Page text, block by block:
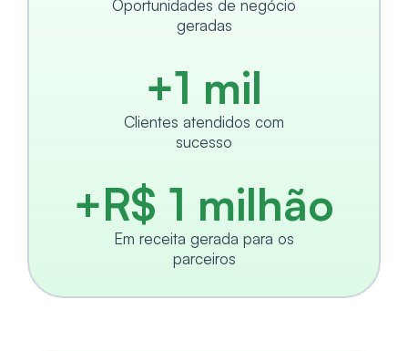
Oportunidades de negócio
geradas
+1 mil
Clientes atendidos com
sucesso
+R$ 1 milhão
Em receita gerada para os
parceiros